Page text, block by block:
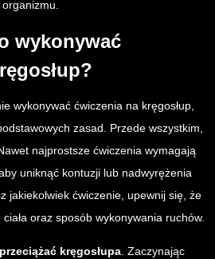
wykonywać
wykonywać ćwiczenia na kręgosłup,
zasad. Przede wszystkim,
najprostsze ćwiczenia wymagają
uniknąć kontuzji lub nadwyrężenia
jakiekolwiek ćwiczenie, upewnij się, że
oraz sposób wykonywania ruchów.
kręgosłupa. Zaczynając